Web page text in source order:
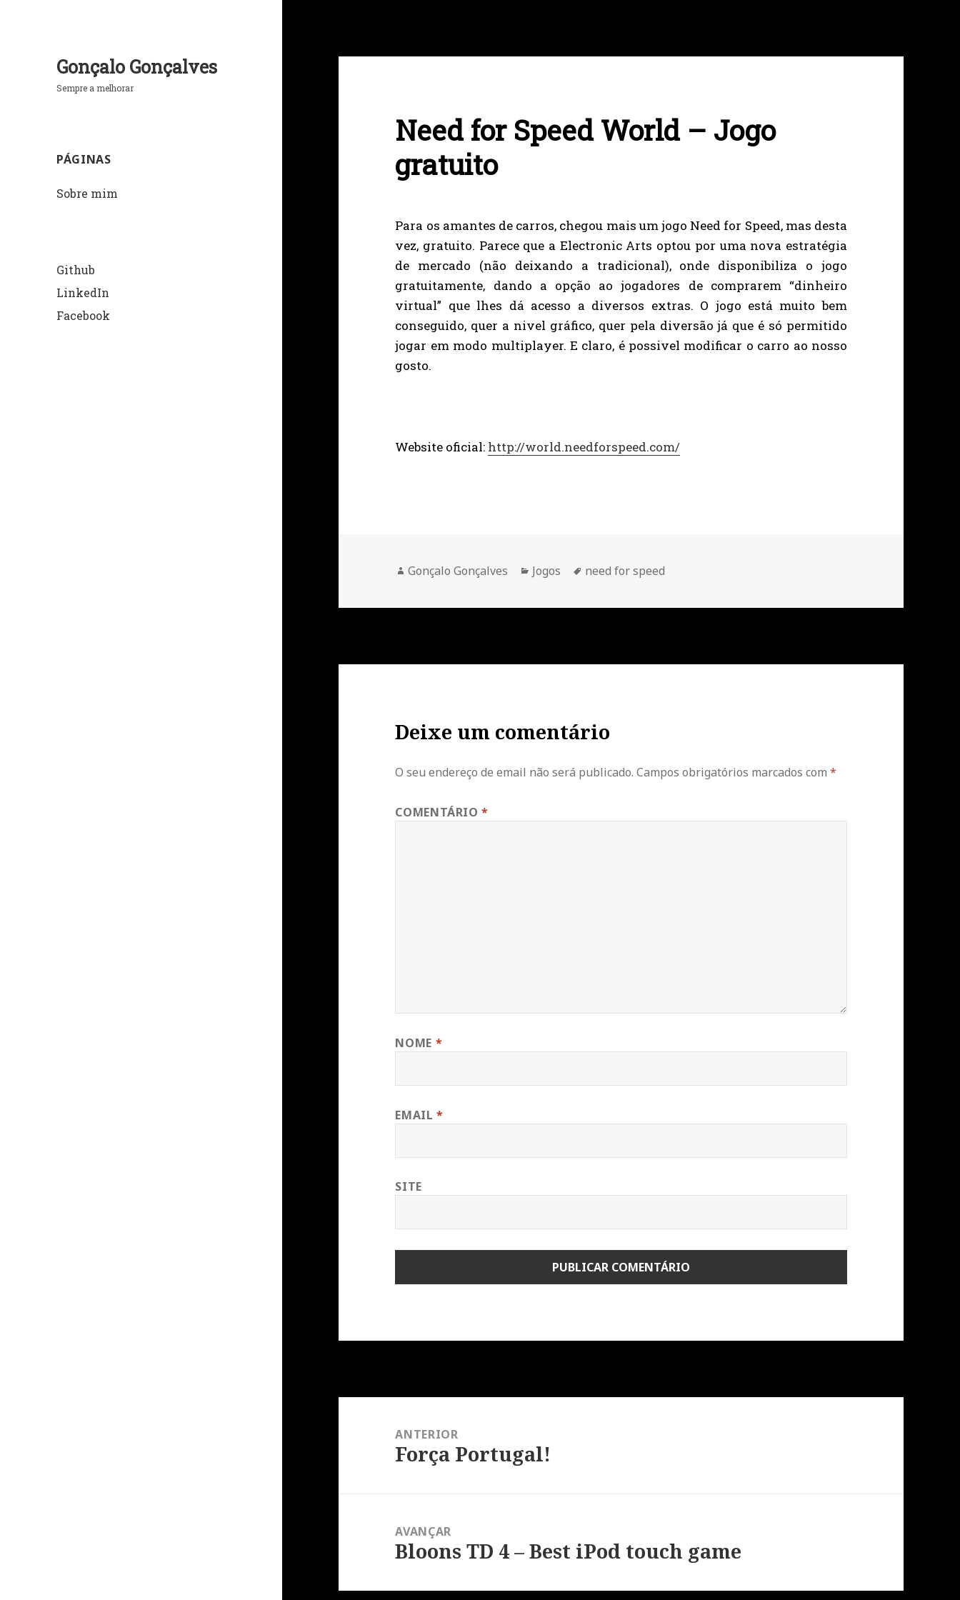
Gonçalo Gonçalves
Sempre a melhorar
PÁGINAS
Sobre mim
Github
LinkedIn
Facebook
Need for Speed World – Jogo
gratuito
Para os amantes de carros, chegou mais um jogo Need for Speed, mas desta
vez, gratuito. Parece que a Electronic Arts optou por uma nova estratégia
de mercado (não deixando a tradicional), onde disponibiliza o jogo
gratuitamente, dando a opção ao jogadores de comprarem “dinheiro
virtual” que lhes dá acesso a diversos extras. O jogo está muito bem
conseguido, quer a nivel gráfico, quer pela diversão já que é só permitido
jogar em modo multiplayer. E claro, é possivel modificar o carro ao nosso
gosto.
Website oficial: http://world.needforspeed.com/
Autor
Gonçalo Gonçalves Categorias
Jogos Etiquetas
need for speed
Deixe um comentário
O seu endereço de email não será publicado. Campos obrigatórios marcados com*
COMENTÁRIO*
NOME *
EMAIL*
SITE
ANTERIOR
Artigo
Força Portugal!
AVANÇAR
Artigo
Bloons TD 4 – Best iPod touch game